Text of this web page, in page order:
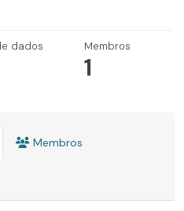
dados Membros
1
Membros